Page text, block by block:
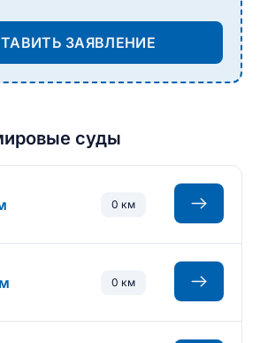
ЗАЯВЛЕНИЕ
суды
0 км
0 км